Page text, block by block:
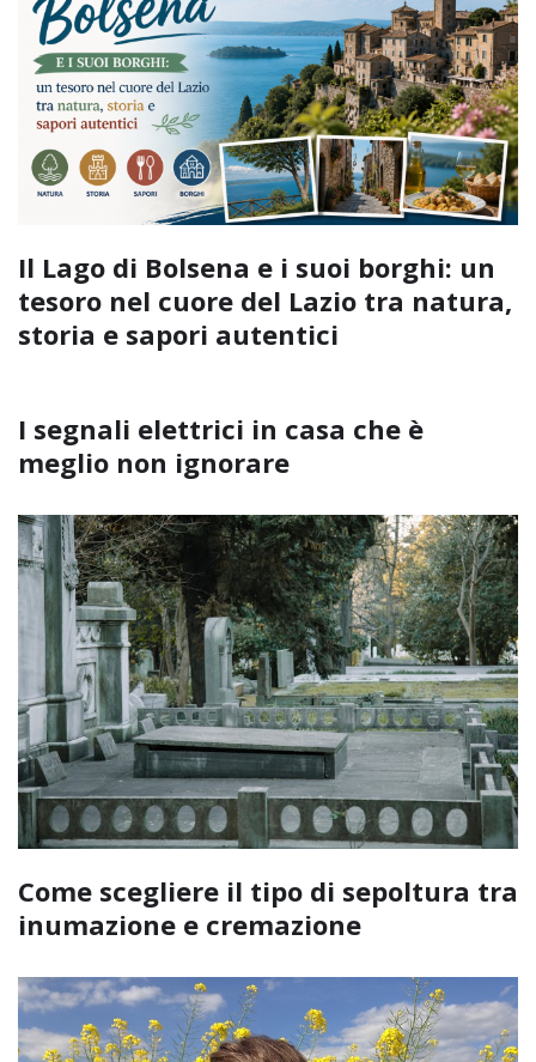
Il Lago di Bolsena e i suoi borghi: un
tesoro nel cuore del Lazio tra natura,
storia e sapori autentici
I segnali elettrici in casa che è
meglio non ignorare
Come scegliere il tipo di sepoltura tra
inumazione e cremazione